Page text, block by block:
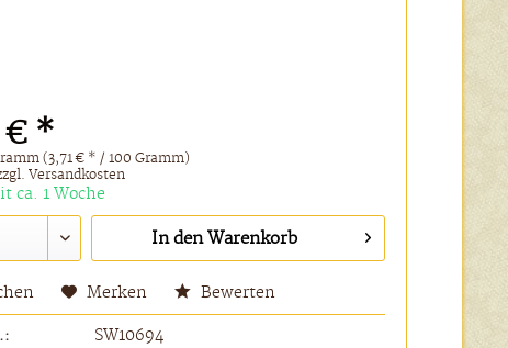
€ *
(3,71 € * / 100 Gramm)
Versandkosten
ca. 1 Woche
In den Warenkorb
Merken Bewerten
SW10694